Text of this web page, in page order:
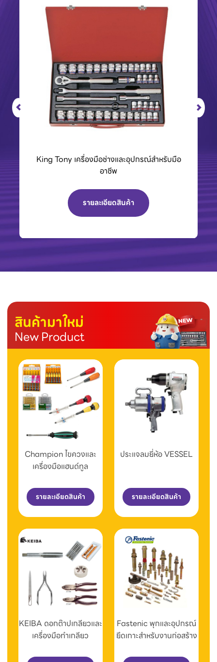
BCC01 กล่องชาร์จแบตเตอรี่ 40Vmax XGT
รายละเอียดสินค้า
สินค้ามาใหม่
New Product
Champion ไขควงและ
เครื่องมือแฮนด์ทูล
รายละเอียดสินค้า
ประแจลมยี่ห้อ VESSEL
รายละเอียดสินค้า
KEIBA ดอกต๊าปเกลียวและ
เครื่องมือทำเกลียว
Fastenic พุกและอุปกรณ์
ยึดเกาะสำหรับงานก่อสร้าง